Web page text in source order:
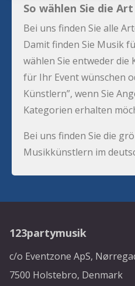
So wählen Sie die
Bei uns finden Sie alle
Damit finden Sie Musik
wählen Sie entweder die
für Ihr Event wünschen
Künstlern”, wenn Sie
Kategorien erhalten
Bei uns finden Sie die
Musikkünstlern im
123partymusik
c/o Eventzone ApS,
7500 Holstebro, Denmark